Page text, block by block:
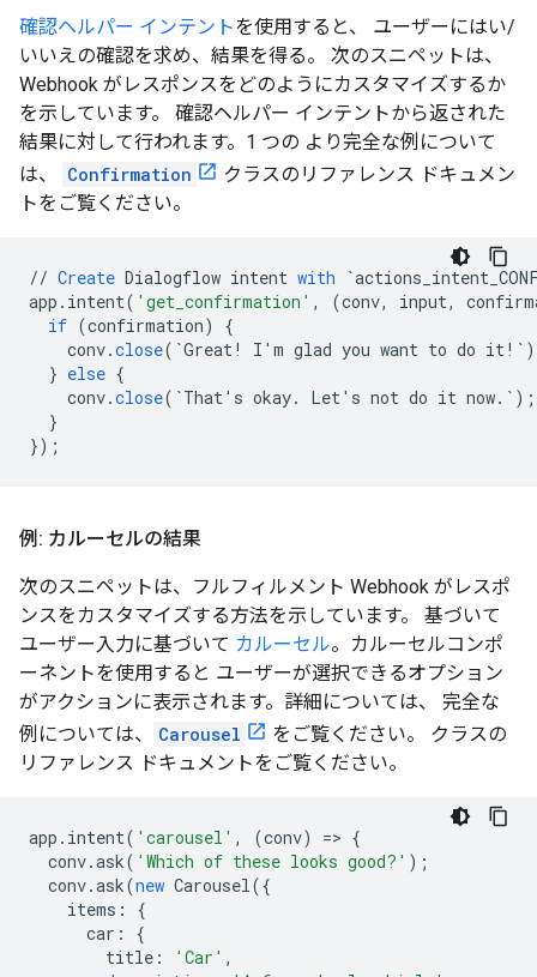
確認ヘルパー インテントを使用すると、 ユーザーにはい/
いいえの確認を求め、結果を得る。 次のスニペットは、
Webhook がレスポンスをどのようにカスタマイズするか
を示しています。 確認ヘルパー インテントから返された
結果に対して行われます。1 つの より完全な例について
は、
Confirmation
クラスのリファレンス ドキュメン
トをご覧ください。
// Create Dialogflow intent with
app . intent( 'get_confirmation' , (conv, input,
if (confirmation)
{
conv.close( `Great! I'm glad you want to do it!`
} else {
conv.close( `That's okay. Let's not do it now.` );
}
});
例: カルーセルの結果
次のスニペットは、フルフィルメント Webhook がレスポ
ンスをカスタマイズする方法を示しています。 基づいて
ユーザー入力に基づいて カルーセル。カルーセルコンポ
ーネントを使用すると ユーザーが選択できるオプション
がアクションに表示されます。詳細については、 完全な
例については、
Carousel
をご覧ください。 クラスの
リファレンス ドキュメントをご覧ください。
app . intent( 'carousel' , (conv) => {
conv.ask( 'Which of these looks good?' );
conv.ask(new Carousel({
items :
{
car :
{
title : 'Car' ,